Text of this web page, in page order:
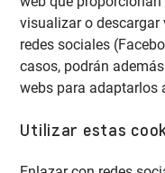
visualizar o descargar
redes sociales
casos, podrán
webs para adaptarlos
Utilizar estas